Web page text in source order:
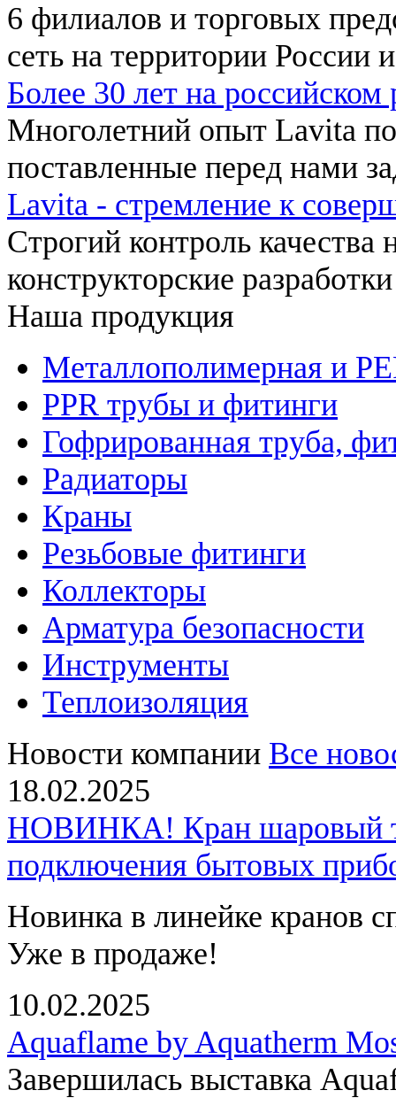
6 филиалов и торговых
сеть на территории России
Более 30 лет на российском
Многолетний опыт Lavita
поставленные перед нами
Lavita - стремление к
Строгий контроль качества
конструкторские
Наша продукция
Металлополимерная и
PPR трубы и фитинги
Гофрированная труба,
Радиаторы
Краны
Резьбовые фитинги
Коллекторы
Арматура безопасности
Инструменты
Теплоизоляция
Новости компании Все
18.02.2025
НОВИНКА! Кран шаровый
подключения бытовых
Новинка в линейке кранов
Уже в продаже!
10.02.2025
Aquaflame by Aquatherm
Завершилась выставка